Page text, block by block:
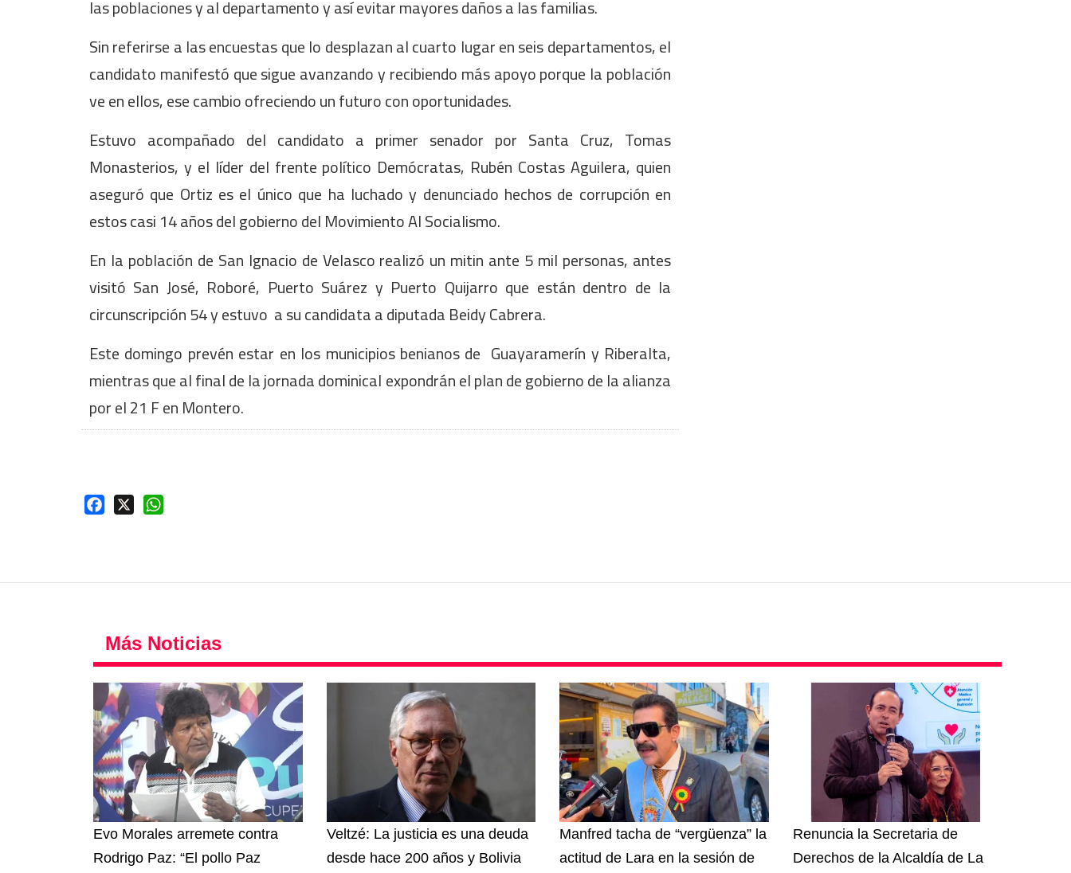
las poblaciones y al departamento y así evitar mayores daños a las familias.
Sin referirse a las encuestas que lo desplazan al cuarto lugar en seis departamentos, el
candidato manifestó que sigue avanzando y recibiendo más apoyo porque la población
ve en ellos, ese cambio ofreciendo un futuro con oportunidades.
Estuvo acompañado del candidato a primer senador por Santa Cruz, Tomas
Monasterios, y el líder del frente político Demócratas, Rubén Costas Aguilera, quien
aseguró que Ortiz es el único que ha luchado y denunciado hechos de corrupción en
estos casi 14 años del gobierno del Movimiento Al Socialismo.
En la población de San Ignacio de Velasco realizó un mitin ante 5 mil personas, antes
visitó San José, Roboré, Puerto Suárez y Puerto Quijarro que están dentro de la
circunscripción 54 y estuvo a su candidata a diputada Beidy Cabrera.
Este domingo prevén estar en los municipios benianos de Guayaramerín y Riberalta,
mientras que al final de la jornada dominical expondrán el plan de gobierno de la alianza
por el 21 F en Montero.
Facebook
Más Noticias
Evo Morales arremete contra
Rodrigo Paz: “El pollo Paz
Veltzé: La justicia es una deuda
desde hace 200 años y Bolivia
Manfred tacha de “vergüenza” la
actitud de Lara en la sesión de
Renuncia la Secretaria de
Derechos de la Alcaldía de La